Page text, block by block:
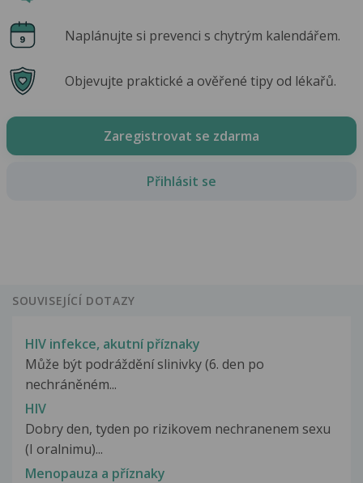
Naplánujte si prevenci s chytrým kalendářem.
Objevujte praktické a ověřené tipy od lékařů.
Zaregistrovat se zdarma
Přihlásit se
SOUVISEJÍCÍ DOTAZY
HIV infekce, akutní příznaky
Může být podráždění slinivky (6. den po
nechráněném...
HIV
Dobry den, tyden po rizikovem nechranenem sexu
(I oralnimu)...
Menopauza a příznaky